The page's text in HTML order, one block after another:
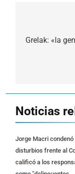
de
Grelak: «la
Noticias
Jorge Macri condenó
disturbios frente al
calificó a los